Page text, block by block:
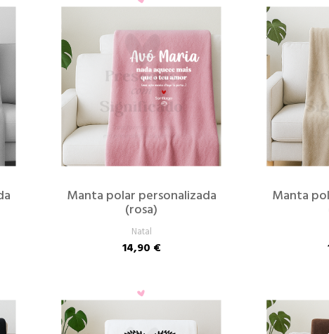
Manta polar personalizada
(rosa)
Natal
14,90 €
Manta